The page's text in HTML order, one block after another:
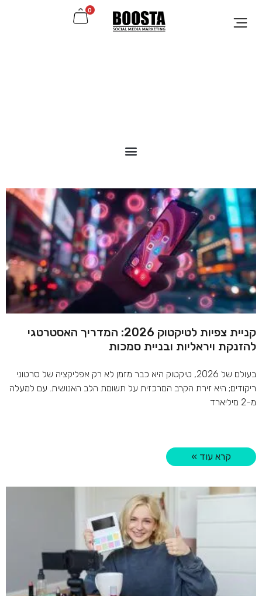
0 > קידום בטיק טוק / מיוזיקלי
קניית צפיות לטיקטוק 2026: המדריך האסטרטגי
להזנקת ויראליות ובניית סמכות
בעולם של 2026, טיקטוק היא כבר מזמן לא רק אפליקציה של סרטוני
ריקודים; היא זירת הקרב המרכזית על תשומת הלב האנושית. עם למעלה
מ-2 מיליארד
קרא עוד »